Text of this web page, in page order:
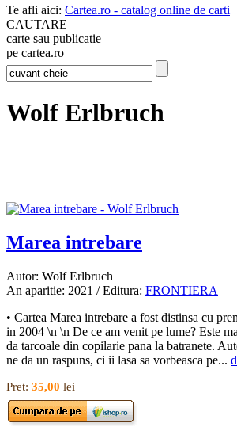
Te afli aici: Cartea.ro - catalog online de carti
CAUTARE
carte sau publicatie
pe cartea.ro
Wolf Erlbruch
Marea intrebare
Autor: Wolf Erlbruch
An aparitie: 2021 / Editura: FRONTIERA
• Cartea Marea intrebare a fost distinsa cu
in 2004 \n \n De ce am venit pe lume? Este
da tarcoale din copilarie pana la batranete.
ne da un raspuns, ci ii lasa sa vorbeasca pe...
Pret: 35,00 lei